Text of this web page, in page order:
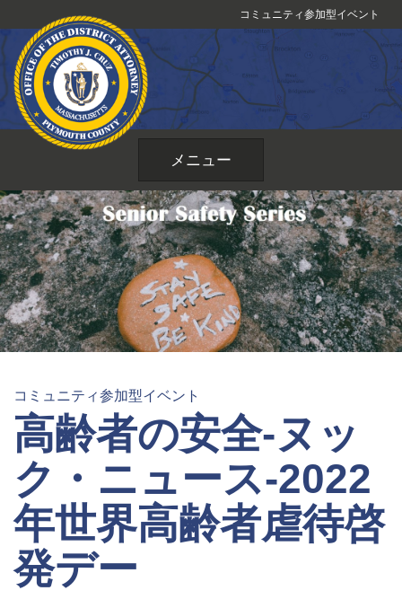
ン
テ
ツ
プ
コミュニティ参加型イベント
メニュー
コミュニティ参加型イベント
高齢者の安全-ヌッ
ク・ニュース-2022
年世界高齢者虐待啓
発デー